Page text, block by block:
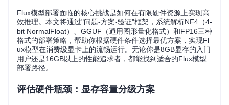
Flux模型部署面临的核心挑战是如何在有限硬件资源上实现高
效推理。本文将通过"问题-方案-验证"框架，系统解析NF4（4-
bit NormalFloat）、GGUF（通用图形量化格式）和FP16三种
格式的部署策略，帮助你根据硬件条件选择最优方案，实现Fl
ux模型在消费级显卡上的流畅运行。无论你是8GB显存的入门
用户还是16GB以上的性能追求者，都能找到适合的Flux模型
部署路径。
评估硬件瓶颈：显存容量分级方案